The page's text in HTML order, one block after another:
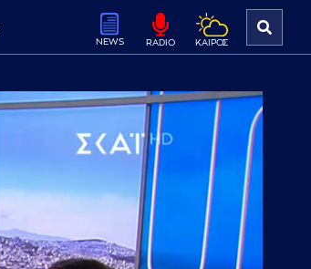
NEWS RADIO ΚΑΙΡΟΣ